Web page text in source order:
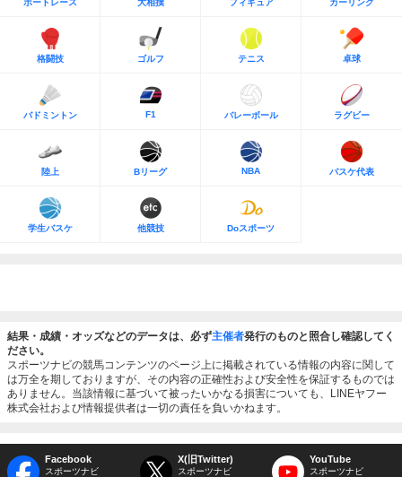
ボートレース 大相撲 フィギュア カーリング
格闘技 ゴルフ テニス 卓球
バドミントン F1 バレーボール ラグビー
陸上 Bリーグ NBA バスケ代表
学生バスケ 他競技 Doスポーツ
結果・成績・オッズなどのデータは、必ず主催者発行のものと照合し確認してく
ださい。
スポーツナビの競馬コンテンツのページ上に掲載されている情報の内容に関して
は万全を期しておりますが、その内容の正確性および安全性を保証するものでは
ありません。当該情報に基づいて被ったいかなる損害についても、LINEヤフー
株式会社および情報提供者は一切の責任を負いかねます。
Facebook
スポーツナビ
X(旧Twitter)
スポーツナビ
YouTube
スポーツナビ